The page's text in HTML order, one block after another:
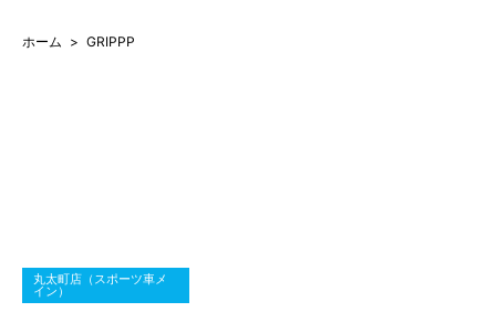
ホーム GRIPPP
丸太町店（スポーツ車メ
イン）